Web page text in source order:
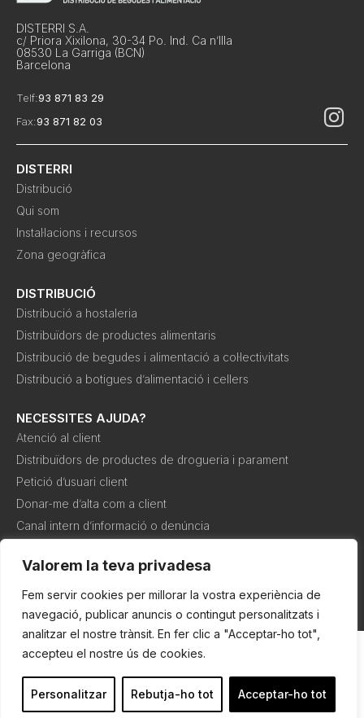
Valorem la teva privadesa
Fem servir cookies per millorar la vostra experiència de
navegació, publicar anuncis o contingut personalitzats i
analitzar el nostre trànsit. En fer clic a "Acceptar-ho tot",
accepteu el nostre ús de cookies.
Personalitzar Rebutja-ho tot Acceptar-ho tot
DISTERRI S.A.
c/ Priora Xixilona, 30-34 Po. Ind. Ca n’Illa
08530 La Garriga (BCN)
Barcelona
Telf:93 871 83 29
Fax:93 871 82 03
DISTERRI
Distribució
Qui som
Instal·lacions i recursos
Zona geogràfica
DISTRIBUCIÓ
Distribució a hostaleria
Distribuïdors de productes alimentaris
Distribució de begudes i alimentació a col·lectivitats
Distribució a botigues d’alimentació i cellers
NECESSITES AJUDA?
Atenció al client
Distribuïdors de productes de drogueria i parament
Petició d’usuari client
Donar-me d’alta com a client
Canal intern d’informació o denúncia
cookies
Política de
privadesa
compra